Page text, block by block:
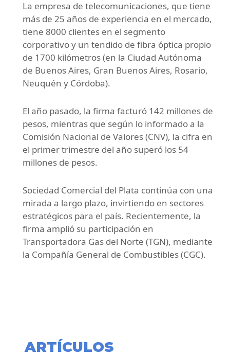
La empresa de telecomunicaciones, que tiene
más de 25 años de experiencia en el mercado,
tiene 8000 clientes en el segmento
corporativo y un tendido de fibra óptica propio
de 1700 kilómetros (en la Ciudad Autónoma
de Buenos Aires, Gran Buenos Aires, Rosario,
Neuquén y Córdoba).
El año pasado, la firma facturó 142 millones de
pesos, mientras que según lo informado a la
Comisión Nacional de Valores (CNV), la cifra en
el primer trimestre del año superó los 54
millones de pesos.
Sociedad Comercial del Plata continúa con una
mirada a largo plazo, invirtiendo en sectores
estratégicos para el país. Recientemente, la
firma amplió su participación en
Transportadora Gas del Norte (TGN), mediante
la Compañía General de Combustibles (CGC).
ARTÍCULOS